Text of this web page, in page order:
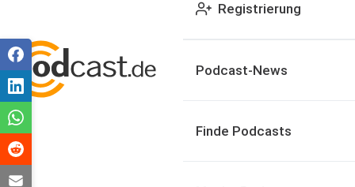
Registrierung
Podcast-News
Finde Podcasts